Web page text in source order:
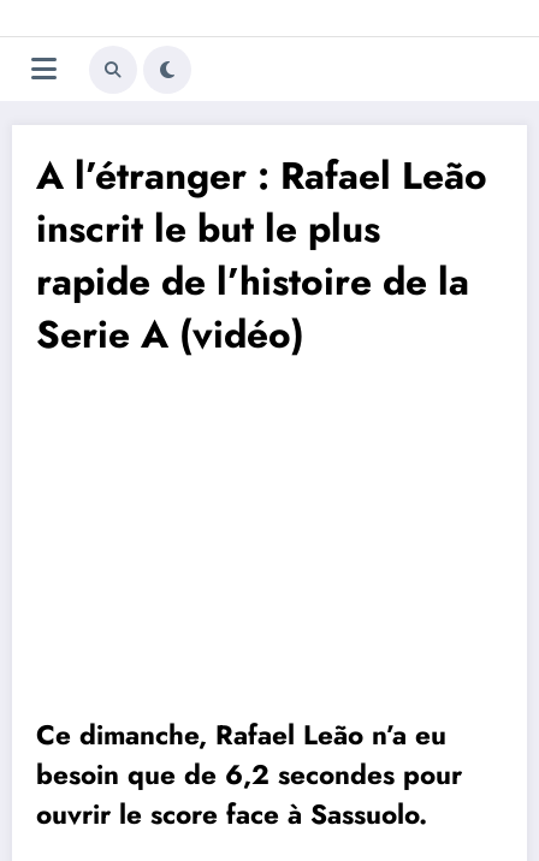
au
contenu
Trivela
L'actualité du football
A l’étranger : Rafael Leão
inscrit le but le plus
rapide de l’histoire de la
Serie A (vidéo)
Ce dimanche, Rafael Leão n’a eu
besoin que de 6,2 secondes pour
ouvrir le score face à Sassuolo.